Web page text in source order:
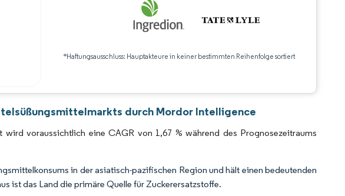
*Haftungsausschluss: Hauptakteure in keiner bestimmten Reihenfolge sortiert
durch Mordor Intelligence
voraussichtlich eine CAGR von 1,67 % während des Prognosezeitraums
in der asiatisch-pazifischen Region und hält einen bedeutenden
ist das Land die primäre Quelle für Zuckerersatzstoffe.